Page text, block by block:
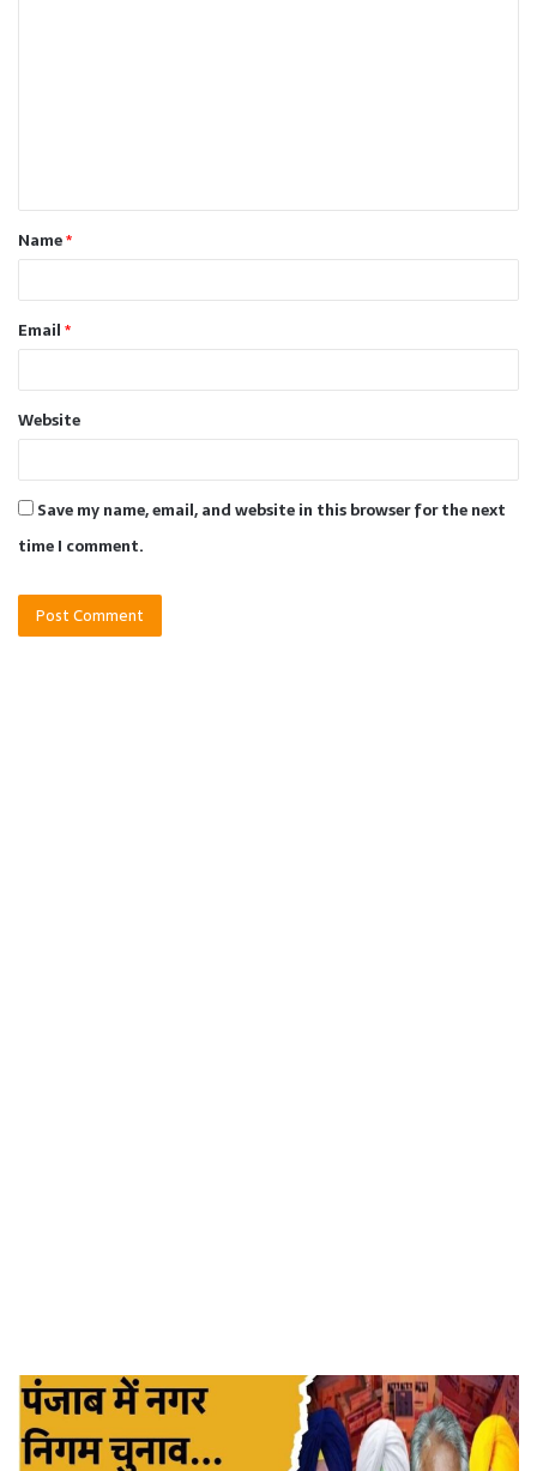
t
*Name*
Email*
Website
Save my name, email, and website in this browser for the next
time I comment.